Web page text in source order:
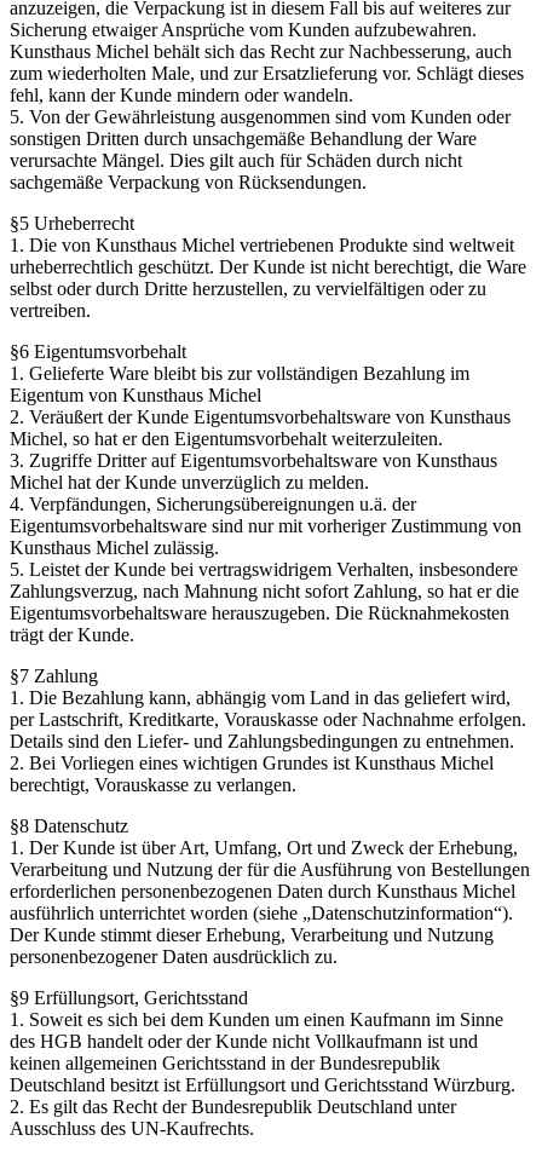
anzuzeigen, die Verpackung ist in diesem Fall bis auf weiteres zur
Sicherung etwaiger Ansprüche vom Kunden aufzubewahren.
Kunsthaus Michel behält sich das Recht zur Nachbesserung, auch
zum wiederholten Male, und zur Ersatzlieferung vor. Schlägt dieses
fehl, kann der Kunde mindern oder wandeln.
5. Von der Gewährleistung ausgenommen sind vom Kunden oder
sonstigen Dritten durch unsachgemäße Behandlung der Ware
verursachte Mängel. Dies gilt auch für Schäden durch nicht
sachgemäße Verpackung von Rücksendungen.
§5 Urheberrecht
1. Die von Kunsthaus Michel vertriebenen Produkte sind weltweit
urheberrechtlich geschützt. Der Kunde ist nicht berechtigt, die Ware
selbst oder durch Dritte herzustellen, zu vervielfältigen oder zu
vertreiben.
§6 Eigentumsvorbehalt
1. Gelieferte Ware bleibt bis zur vollständigen Bezahlung im
Eigentum von Kunsthaus Michel
2. Veräußert der Kunde Eigentumsvorbehaltsware von Kunsthaus
Michel, so hat er den Eigentumsvorbehalt weiterzuleiten.
3. Zugriffe Dritter auf Eigentumsvorbehaltsware von Kunsthaus
Michel hat der Kunde unverzüglich zu melden.
4. Verpfändungen, Sicherungsübereignungen u.ä. der
Eigentumsvorbehaltsware sind nur mit vorheriger Zustimmung von
Kunsthaus Michel zulässig.
5. Leistet der Kunde bei vertragswidrigem Verhalten, insbesondere
Zahlungsverzug, nach Mahnung nicht sofort Zahlung, so hat er die
Eigentumsvorbehaltsware herauszugeben. Die Rücknahmekosten
trägt der Kunde.
§7 Zahlung
1. Die Bezahlung kann, abhängig vom Land in das geliefert wird,
per Lastschrift, Kreditkarte, Vorauskasse oder Nachnahme erfolgen.
Details sind den Liefer- und Zahlungsbedingungen zu entnehmen.
2. Bei Vorliegen eines wichtigen Grundes ist Kunsthaus Michel
berechtigt, Vorauskasse zu verlangen.
§8 Datenschutz
1. Der Kunde ist über Art, Umfang, Ort und Zweck der Erhebung,
Verarbeitung und Nutzung der für die Ausführung von Bestellungen
erforderlichen personenbezogenen Daten durch Kunsthaus Michel
ausführlich unterrichtet worden (siehe „Datenschutzinformation“).
Der Kunde stimmt dieser Erhebung, Verarbeitung und Nutzung
personenbezogener Daten ausdrücklich zu.
§9 Erfüllungsort, Gerichtsstand
1. Soweit es sich bei dem Kunden um einen Kaufmann im Sinne
des HGB handelt oder der Kunde nicht Vollkaufmann ist und
keinen allgemeinen Gerichtsstand in der Bundesrepublik
Deutschland besitzt ist Erfüllungsort und Gerichtsstand Würzburg.
2. Es gilt das Recht der Bundesrepublik Deutschland unter
Ausschluss des UN-Kaufrechts.